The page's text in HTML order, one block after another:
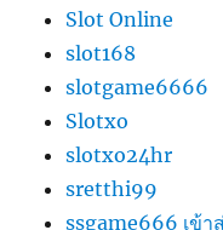
Slot Online
slot168
slotgame6666
Slotxo
slotxo24hr
sretthi99
ssgame666 เข้า